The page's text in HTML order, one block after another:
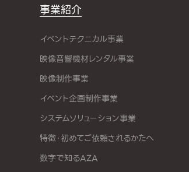
事業紹介
イベントテクニカル事業
映像音響機材レンタル事業
映像制作事業
イベント企画制作事業
システムソリューション事業
特徴・初めてご依頼されるかたへ
数字で知るAZA